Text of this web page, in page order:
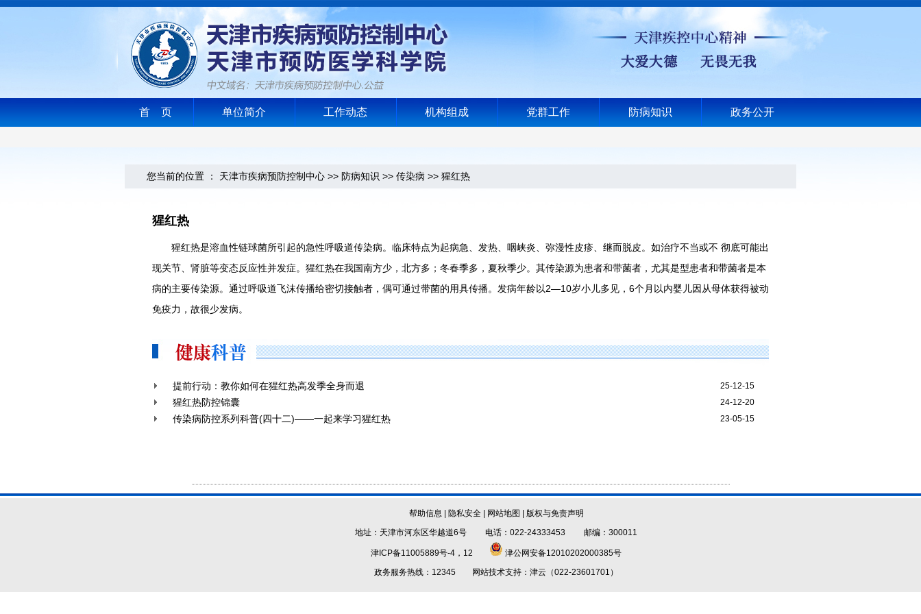
首 页 单位简介 工作动态 机构组成 党群工作 防病知识 政务公开
您当前的位置 ： 天津市疾病预防控制中心 >> 防病知识 >> 传染病 >> 猩红热
猩红热
猩红热是溶血性链球菌所引起的急性呼吸道传染病。临床特点为起病急、发热、咽峡炎、弥漫性皮疹、继而脱皮。如治疗不当或不 彻底可能出
现关节、肾脏等变态反应性并发症。猩红热在我国南方少，北方多；冬春季多，夏秋季少。其传染源为患者和带菌者，尤其是型患者和带菌者是本
病的主要传染源。通过呼吸道飞沫传播给密切接触者，偶可通过带菌的用具传播。发病年龄以2—10岁小儿多见，6个月以内婴儿因从母体获得被动
免疫力，故很少发病。
提前行动：教你如何在猩红热高发季全身而退 25-12-15
猩红热防控锦囊 24-12-20
传染病防控系列科普(四十二)——一起来学习猩红热 23-05-15
帮助信息 隐私安全| 网站地图
版权与免责声明
地址：天津市河东区华越道6号 电话：022-24333453 邮编：300011
津ICP备11005889号-4，12
津公网安备12010202000385号
政务服务热线：12345 网站技术支持：津云（022-23601701）